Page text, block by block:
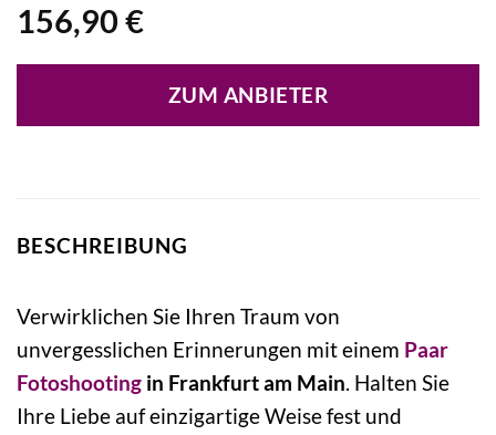
156,90 €
ZUM ANBIETER
BESCHREIBUNG
Verwirklichen Sie Ihren Traum von
unvergesslichen Erinnerungen mit einem Paar
Fotoshooting in Frankfurt am Main. Halten Sie
Ihre Liebe auf einzigartige Weise fest und